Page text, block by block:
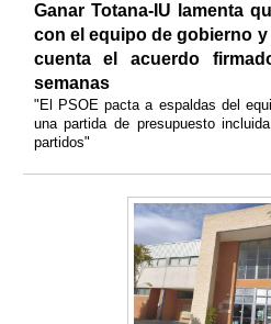
Ganar Totana-IU lamenta
con el equipo de gobierno
cuenta el acuerdo
semanas
"El PSOE pacta a espaldas del
una partida de presupuesto
partidos"